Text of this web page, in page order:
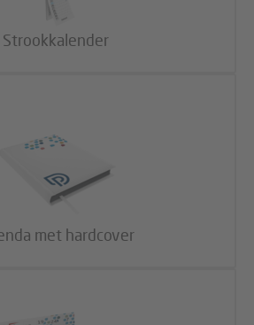
Strookkalender
met hardcover